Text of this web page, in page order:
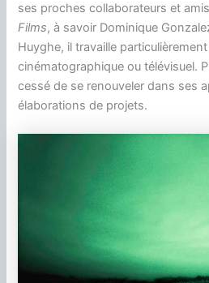
ses proches collaborateurs et
Films, à savoir Dominique
Huyghe, il travaille
cinématographique ou télévisuel.
cessé de se renouveler dans ses
élaborations de projets.